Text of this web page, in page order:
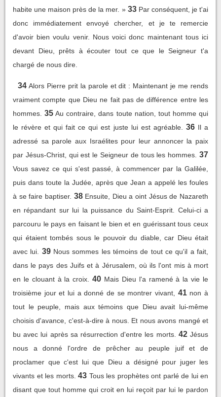
habite une maison près de la mer. » 33 Par conséquent, je t'ai
donc immédiatement envoyé chercher, et je te remercie
d'avoir bien voulu venir. Nous voici donc maintenant tous ici
devant Dieu, prêts à écouter tout ce que le Seigneur t'a
chargé de nous dire.
34 Alors Pierre prit la parole et dit : Maintenant je me rends
vraiment compte que Dieu ne fait pas de différence entre les
hommes. 35 Au contraire, dans toute nation, tout homme qui
le révère et qui fait ce qui est juste lui est agréable.
36 Il a
adressé sa parole aux Israélites pour leur annoncer la paix
par Jésus-Christ, qui est le Seigneur de tous les hommes. 37
Vous savez ce qui s'est passé, à commencer par la Galilée,
puis dans toute la Judée, après que Jean a appelé les foules
à se faire baptiser. 38 Ensuite, Dieu a oint Jésus de Nazareth
en répandant sur lui la puissance du Saint-Esprit. Celui-ci a
parcouru le pays en faisant le bien et en guérissant tous ceux
qui étaient tombés sous le pouvoir du diable, car Dieu était
avec lui.
39 Nous sommes les témoins de tout ce qu'il a fait,
dans le pays des Juifs et à Jérusalem, où ils l'ont mis à mort
en le clouant à la croix.
40 Mais Dieu l'a ramené à la vie le
troisième jour et lui a donné de se montrer vivant,
41 non à
tout le peuple, mais aux témoins que Dieu avait lui-même
choisis d'avance, c'est-à-dire à nous. Et nous avons mangé et
bu avec lui après sa résurrection d'entre les morts. 42 Jésus
nous a donné l'ordre de prêcher au peuple juif et de
proclamer que c'est lui que Dieu a désigné pour juger les
vivants et les morts. 43 Tous les prophètes ont parlé de lui en
disant que tout homme qui croit en lui reçoit par lui le pardon